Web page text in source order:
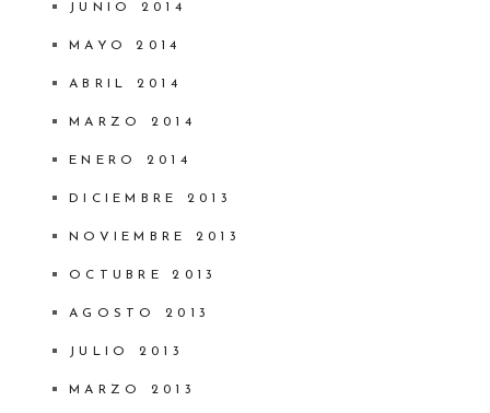
JUNIO 2014
MAYO 2014
ABRIL 2014
MARZO 2014
ENERO 2014
DICIEMBRE 2013
NOVIEMBRE 2013
OCTUBRE 2013
AGOSTO 2013
JULIO 2013
MARZO 2013